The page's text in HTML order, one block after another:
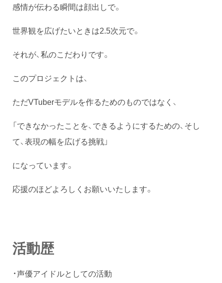
感情が伝わる瞬間は顔出しで。
世界観を広げたいときは2.5次元で。
それが、私のこだわりです。
このプロジェクトは、
ただVTuberモデルを作るためのものではなく、
「できなかったことを、できるようにするための、そし
て、表現の幅を広げる挑戦」
になっています。
応援のほどよろしくお願いいたします。
活動歴
・声優アイドルとしての活動